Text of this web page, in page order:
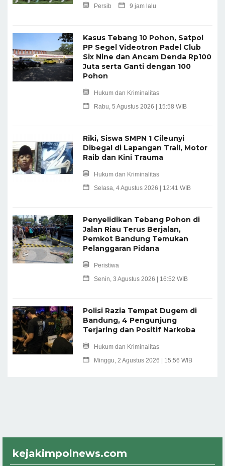
Persib 9 jam lalu
Kasus Tebang 10 Pohon, Satpol
PP Segel Videotron Padel Club
Six Nine dan Ancam Denda Rp100
Juta serta Ganti dengan 100
Pohon
Hukum dan Kriminalitas
Rabu, 5 Agustus 2026 | 15:58 WIB
Riki, Siswa SMPN 1 Cileunyi
Dibegal di Lapangan Trail, Motor
Raib dan Kini Trauma
Hukum dan Kriminalitas
Selasa, 4 Agustus 2026 | 12:41 WIB
Penyelidikan Tebang Pohon di
Jalan Riau Terus Berjalan,
Pemkot Bandung Temukan
Pelanggaran Pidana
Peristiwa
Senin, 3 Agustus 2026 | 16:52 WIB
Polisi Razia Tempat Dugem di
Bandung, 4 Pengunjung
Terjaring dan Positif Narkoba
Hukum dan Kriminalitas
Minggu, 2 Agustus 2026 | 15:56 WIB
kejakimpolnews.com